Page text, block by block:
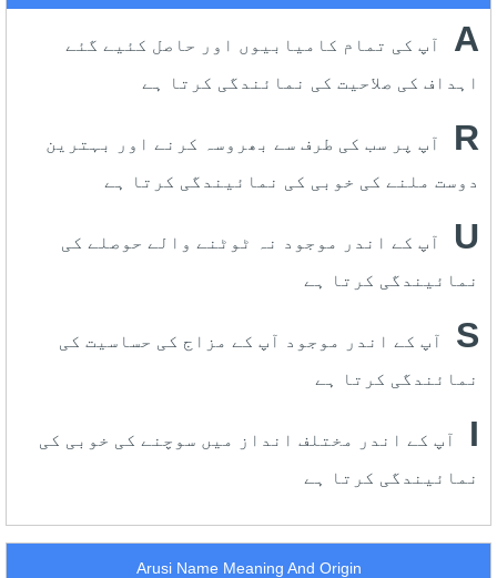
A
آپ کی تمام کامیابیوں اور حاصل کئیے گئے
اہداف کی صلاحیت کی نمائندگی کرتا ہے
R
آپ پر سب کی طرف سے بھروسہ کرنے اور بہترین
دوست ملنے کی خوبی کی نمائیندگی کرتا ہے
U
آپ کے اندر موجود نہ ٹوٹنے والے حوصلے کی
نمائیندگی کرتا ہے
S
آپ کے اندر موجود آپ کے مزاج کی حساسیت کی
نمائندگی کرتا ہے
I
آپ کے اندر مختلف انداز میں سوچنے کی خوبی کی
نمائیندگی کرتا ہے
Arusi Name Meaning And Origin